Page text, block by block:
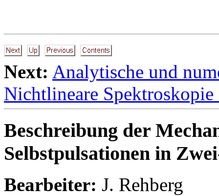
Next: Analytische und
Nichtlineare Spektroskopie
Beschreibung der
Selbstpulsationen in
Bearbeiter: J. Rehberg